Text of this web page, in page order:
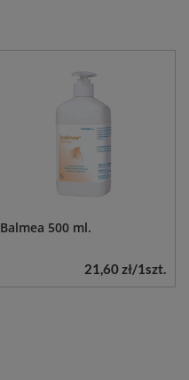
Balmea 500 ml.
21,60 zł/1szt.